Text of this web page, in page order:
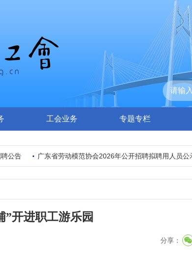
工会业务 专题专栏
告 广东省劳动模范协会2026年公开招聘拟聘用人员公示
”开进职工游乐园
分享：